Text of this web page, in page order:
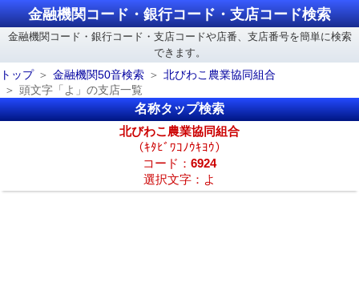
金融機関コード・銀行コード・支店コード検索
金融機関コード・銀行コード・支店コードや店番、支店番号を簡単に検索
できます。
トップ
金融機関50音検索
北びわこ農業協同組合
頭文字「よ」の支店一覧
名称タップ検索
北びわこ農業協同組合
（ｷﾀﾋﾞﾜｺﾉｳｷﾖｳ）
コード： 6924
選択文字：よ